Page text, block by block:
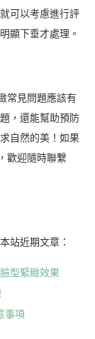
可以考慮進行評
顯下垂才處理。
常見問題應該有
，還能幫助預防
自然的美！如果
歡迎隨時聯繫
站近期文章：
型緊緻效果
事項